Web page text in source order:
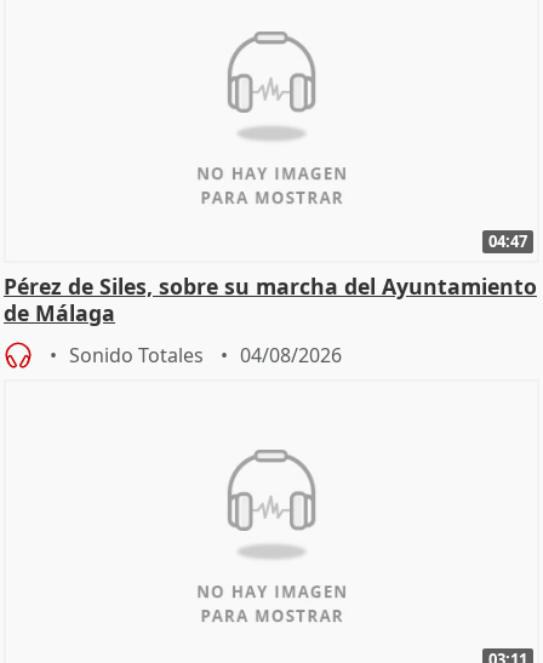
04:47
Pérez de Siles, sobre su marcha del Ayuntamiento
de Málaga
Sonido Totales 04/08/2026